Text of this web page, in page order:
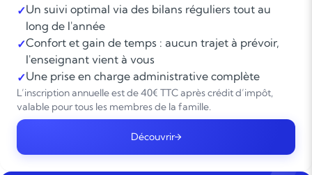
✓Un suivi optimal via des bilans réguliers tout au
long de l'année
✓Confort et gain de temps : aucun trajet à prévoir,
l'enseignant vient à vous
✓Une prise en charge administrative complète
L’inscription annuelle est de 40€ TTC après crédit d’impôt,
valable pour tous les membres de la famille.
Découvrir